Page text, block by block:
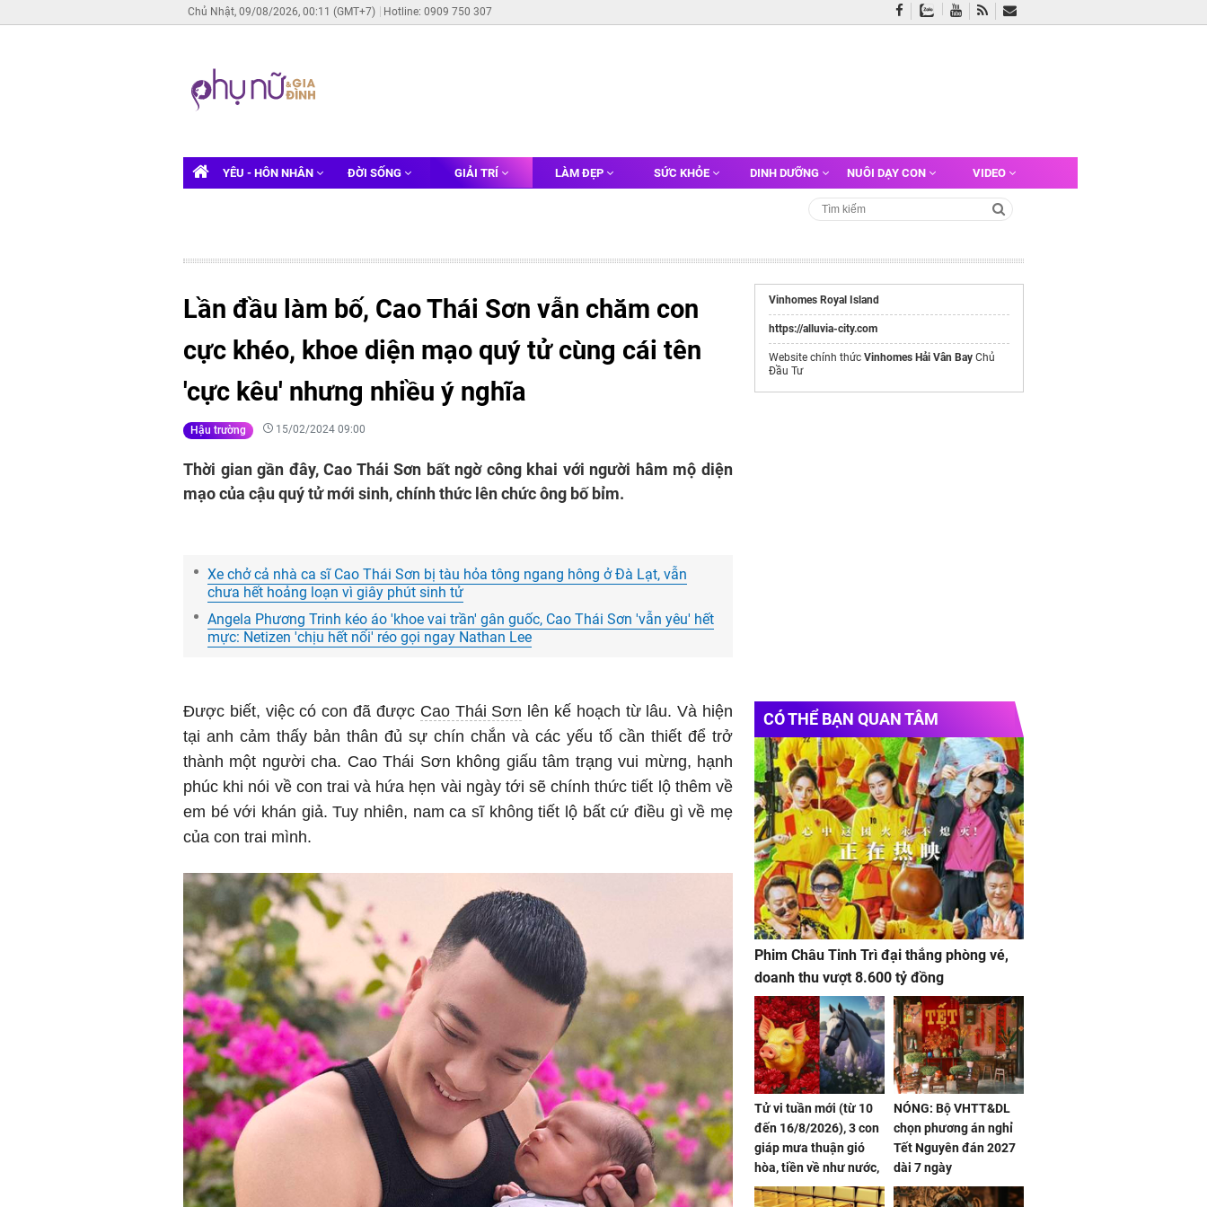
Chủ Nhật, 09/08/2026, 00:11 (GMT+7) Hotline: 0909 750 307
YÊU - HÔN NHÂN ĐỜI SỐNG GIẢI TRÍ LÀM ĐẸP SỨC KHỎE DINH DƯỠNG NUÔI DẠY CON VIDEO
Lần đầu làm bố, Cao Thái Sơn vẫn chăm con
cực khéo, khoe diện mạo quý tử cùng cái tên
'cực kêu' nhưng nhiều ý nghĩa
Hậu trường 15/02/2024 09:00
Thời gian gần đây, Cao Thái Sơn bất ngờ công khai với người hâm mộ diện
mạo của cậu quý tử mới sinh, chính thức lên chức ông bố bỉm.
Xe chở cả nhà ca sĩ Cao Thái Sơn bị tàu hỏa tông ngang hông ở Đà Lạt, vẫn
chưa hết hoảng loạn vì giây phút sinh tử
Angela Phương Trinh kéo áo 'khoe vai trần' gân guốc, Cao Thái Sơn 'vẫn yêu' hết
mực: Netizen 'chịu hết nổi' réo gọi ngay Nathan Lee
Được biết, việc có con đã được Cao Thái Sơn lên kế hoạch từ lâu. Và hiện
tại anh cảm thấy bản thân đủ sự chín chắn và các yếu tố cần thiết để trở
thành một người cha. Cao Thái Sơn không giấu tâm trạng vui mừng, hạnh
phúc khi nói về con trai và hứa hẹn vài ngày tới sẽ chính thức tiết lộ thêm về
em bé với khán giả. Tuy nhiên, nam ca sĩ không tiết lộ bất cứ điều gì về mẹ
của con trai mình.
Vinhomes Royal Island
https://alluvia-city.com
Website chính thức Vinhomes Hải Vân Bay Chủ
Đầu Tư
CÓ THỂ BẠN QUAN TÂM
Phim Châu Tinh Trì đại thắng phòng vé,
doanh thu vượt 8.600 tỷ đồng
Tử vi tuần mới (từ 10
đến 16/8/2026), 3 con
giáp mưa thuận gió
hòa, tiền về như nước,
bạc vàng dư dả, Phú
NÓNG: Bộ VHTT&DL
chọn phương án nghỉ
Tết Nguyên đán 2027
dài 7 ngày